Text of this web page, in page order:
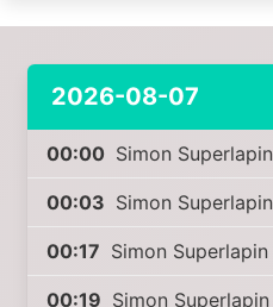
2026-08-07
00:00 Simon Superlapin
00:03 Simon Superlapin
00:17 Simon Superlapin
00:19 Simon Superlapin